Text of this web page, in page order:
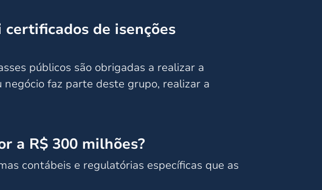
de isenções
públicos são obrigadas a realizar a
faz parte deste grupo, realizar a
a R$ 300 milhões?
contábeis e regulatórias específicas que as